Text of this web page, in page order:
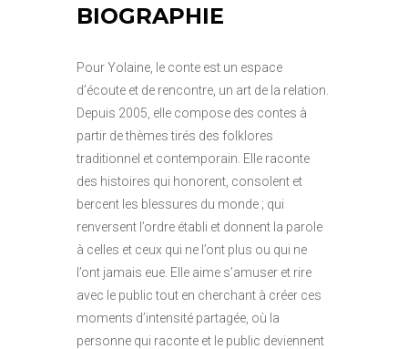
BIOGRAPHIE
Pour Yolaine, le conte est un espace
d’écoute et de rencontre, un art de la relation.
Depuis 2005, elle compose des contes à
partir de thèmes tirés des folklores
traditionnel et contemporain. Elle raconte
des histoires qui honorent, consolent et
bercent les blessures du monde ; qui
renversent l’ordre établi et donnent la parole
à celles et ceux qui ne l’ont plus ou qui ne
l’ont jamais eue. Elle aime s’amuser et rire
avec le public tout en cherchant à créer ces
moments d’intensité partagée, où la
personne qui raconte et le public deviennent